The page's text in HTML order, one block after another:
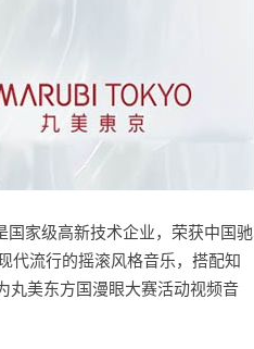
国家级高新技术企业，荣获中国驰
代流行的摇滚风格音乐，搭配知
丸美东方国漫眼大赛活动视频音